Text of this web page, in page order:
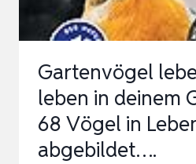
ZUM
DAS
…
Gartenvögel
leben in deinem
68 Vögel in
abgebildet….